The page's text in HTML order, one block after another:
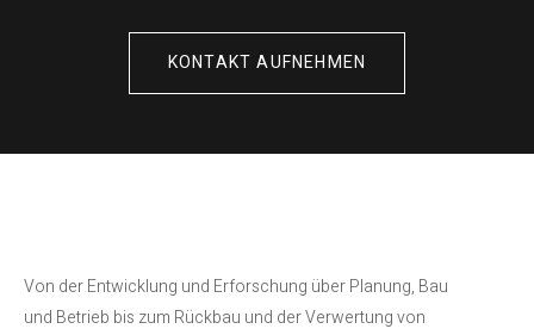
KONTAKT AUFNEHMEN
Von der Entwicklung und Erforschung über Planung, Bau
und Betrieb bis zum Rückbau und der Verwertung von